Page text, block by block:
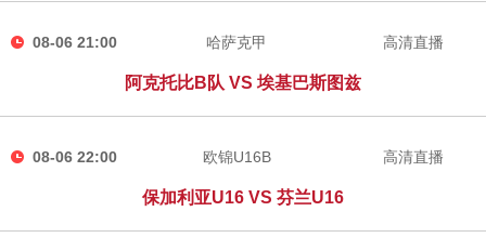
08-06 21:00 哈萨克甲
阿克托比B队 VS 埃基巴斯图兹
高清直播
08-06 22:00 欧锦U16B
保加利亚U16 VS 芬兰U16
高清直播